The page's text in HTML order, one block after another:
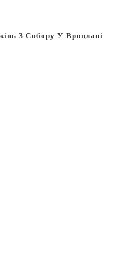
З Собору У Вроцлаві